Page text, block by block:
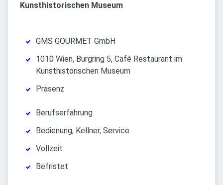
Kunsthistorischen Museum
GMS GOURMET GmbH
1010 Wien, Burgring 5, Café Restaurant im
Kunsthistorischen Museum
Präsenz
Berufserfahrung
Bedienung, Kellner, Service
Vollzeit
Befristet